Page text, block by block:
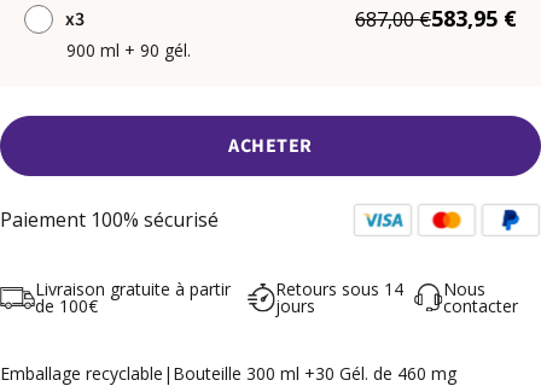
x3 687,00 €583,95 €
900 ml + 90 gél.
ACHETER
Paiement 100% sécurisé
Livraison gratuite à partir
de 100€
Retours sous 14
jours
Nous
contacter
Emballage recyclable | Bouteille 300 ml +30 Gél. de 460 mg